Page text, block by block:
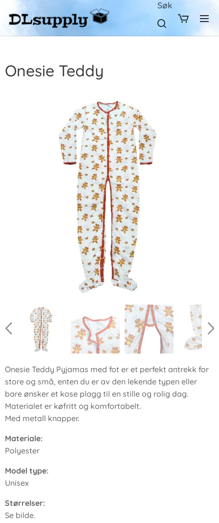
Søk
Onesie Teddy
Onesie Teddy Pyjamas med fot er et perfekt antrekk for
store og små, enten du er av den lekende typen eller
bare ønsker et kose plagg til en stille og rolig dag.
Materialet er køfritt og komfortabelt.
Med metall knapper.
Materiale:
Polyester
Model type:
Unisex
Størrelser:
Se bilde.